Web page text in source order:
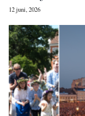
12 juni, 2026